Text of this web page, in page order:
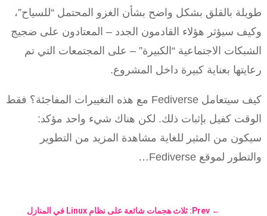
طويلة بالقلق بشكل واضح بشأن الغزو المحتمل “للسياح”،
وكيف سيؤثر هؤلاء القادمون الجدد – المعتادون على ضجيج
الشبكات الاجتماعية “الكبيرة” – على المجتمعات التي تم
رعايتها بعناية كبيرة داخل المشروع.
كيف سيتعامل Fediverse مع هذه التغييرات المفاجئة؟ فقط
الوقت كفيل بإثبات ذلك. لكن هناك شيء واحد مؤكد:
سيكون من المثير للغاية مشاهدة المزيد من التطوير
والتطور لموقع Fediverse…
←Prev: ثلاث هجمات شائعة على نظام Linux في المنازل